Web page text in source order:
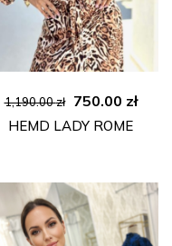
1,190.00zł
Preis
750.00 zł
HEMD LADY ROME